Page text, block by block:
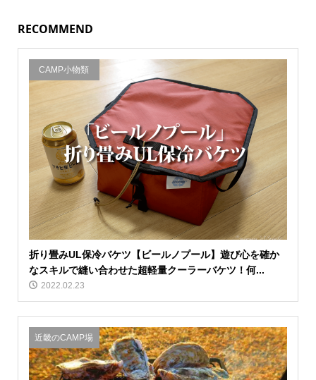
RECOMMEND
CAMP小物類
折り畳みUL保冷バケツ【ビールノプール】遊び心を確か
なスキルで縫い合わせた超軽量クーラーバケツ！何...
2022.02.23
近畿のCAMP場